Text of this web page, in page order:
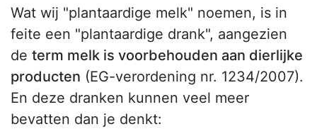
Wat wij "plantaardige melk" noemen, is in
feite een "plantaardige drank", aangezien
de term melk is voorbehouden aan dierlijke
producten (EG-verordening nr. 1234/2007).
En deze dranken kunnen veel meer
bevatten dan je denkt: